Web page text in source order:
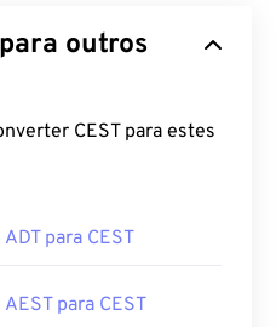
outros
CEST para estes
ADT para CEST
AEST para CEST